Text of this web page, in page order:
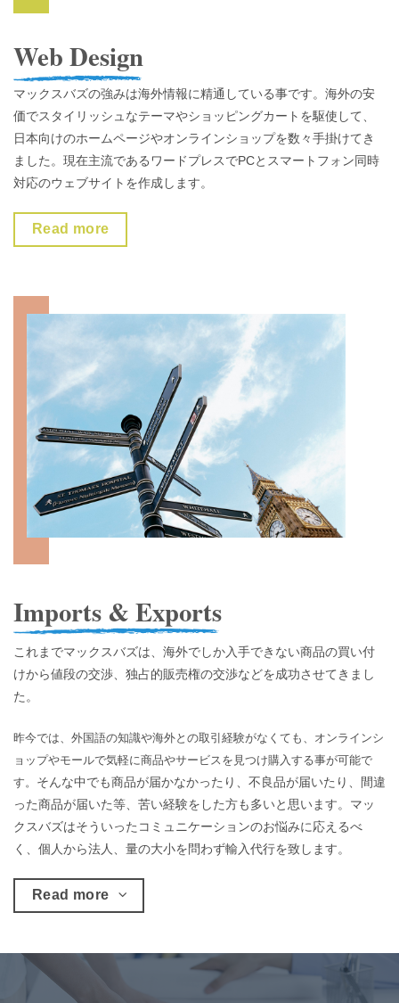
Web Design
マックスバズの強みは海外情報に精通している事です。海外の安
価でスタイリッシュなテーマやショッピングカートを駆使して、
日本向けのホームページやオンラインショップを数々手掛けてき
ました。現在主流であるワードプレスでPCとスマートフォン同時
対応のウェブサイトを作成します。
Read more
Imports & Exports
これまでマックスバズは、海外でしか入手できない商品の買い付
けから値段の交渉、独占的販売権の交渉などを成功させてきまし
た。
昨今では、外国語の知識や海外との取引経験がなくても、オンラインシ
ョップやモールで気軽に商品やサービスを見つけ購入する事が可能で
す。 そんな中でも商品が届かなかったり、不良品が届いたり、間違
った商品が届いた等、苦い経験をした方も多いと思います。マッ
クスバズはそういったコミュニケーションのお悩みに応えるべ
く、個人から法人、量の大小を問わず輸入代行を致します。
Read more